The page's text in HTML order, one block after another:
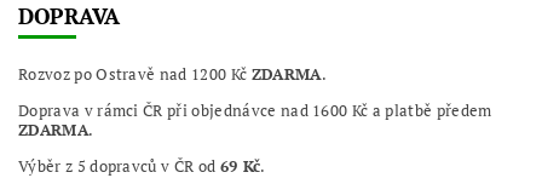
DOPRAVA
Rozvoz po Ostravě nad 1200 Kč ZDARMA.
Doprava v rámci ČR při objednávce nad 1600 Kč a platbě předem
ZDARMA.
Výběr z 5 dopravců v ČR od 69 Kč.